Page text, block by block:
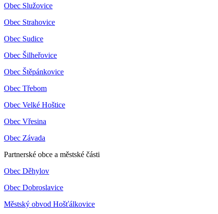
Obec Služovice
Obec Strahovice
Obec Sudice
Obec Šilheřovice
Obec Štěpánkovice
Obec Třebom
Obec Velké Hoštice
Obec Vřesina
Obec Závada
Partnerské obce a městské části
Obec Děhylov
Obec Dobroslavice
Městský obvod Hošťálkovice